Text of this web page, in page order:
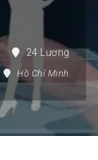
24 Lương
Hồ Chí Minh